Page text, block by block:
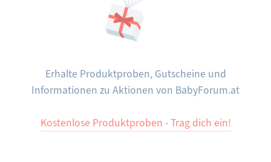
Erhalte Produktproben, Gutscheine und
Informationen zu Aktionen von BabyForum.at
Kostenlose Produktproben - Trag dich ein!